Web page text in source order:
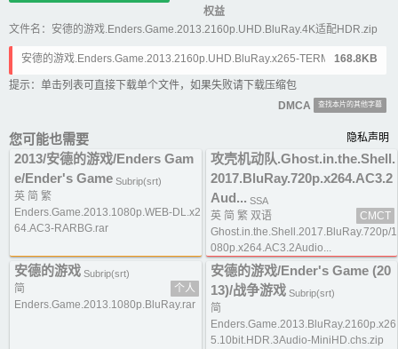
权益
文件名：安德的游戏.Enders.Game.2013.2160p.UHD.BluRay.4K适配HDR.zip
安德的游戏.Enders.Game.2013.2160p.UHD.BluRay.x265-TERMiNAL.ass
168.8KB
提示：单击列表可直接下载单个文件，如果失败请下载压缩包
DMCA
查找本片的其他字幕
您可能也需要 隐私声明
2013/安德的游戏/Enders Gam
e/Ender's Game Subrip(srt)
英 简 繁
Enders.Game.2013.1080p.WEB-DL.x2
64.AC3-RARBG.rar
攻壳机动队.Ghost.in.the.Shell.
2017.BluRay.720p.x264.AC3.2
Aud... SSA
英 简 繁 双语
CMCT
Ghost.in.the.Shell.2017.BluRay.720p/1
080p.x264.AC3.2Audio...
安德的游戏 Subrip(srt)
简
个人
Enders.Game.2013.1080p.BluRay.rar
安德的游戏/Ender's Game (20
13)/战争游戏 Subrip(srt)
简
Enders.Game.2013.BluRay.2160p.x26
5.10bit.HDR.3Audio-MiniHD.chs.zip